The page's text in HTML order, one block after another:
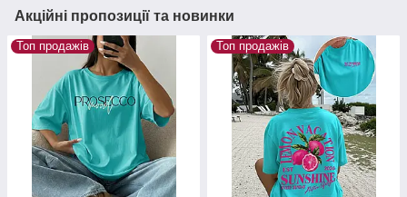
Акційні пропозиції та новинки
Топ продажів Топ продажів